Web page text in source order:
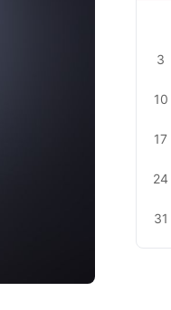
3
10
17
24
31